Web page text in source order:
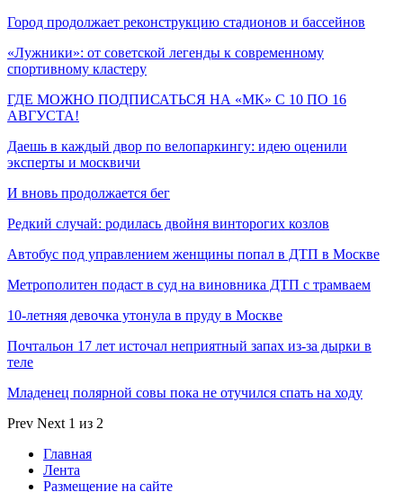
Город продолжает реконструкцию стадионов и бассейнов
«Лужники»: от советской легенды к современному
спортивному кластеру
ГДЕ МОЖНО ПОДПИСАТЬСЯ НА «МК» С 10 ПО 16
АВГУСТА!
Даешь в каждый двор по велопаркингу: идею оценили
эксперты и москвичи
И вновь продолжается бег
Редкий случай: родилась двойня винторогих козлов
Автобус под управлением женщины попал в ДТП в Москве
Метрополитен подаст в суд на виновника ДТП с трамваем
10-летняя девочка утонула в пруду в Москве
Почтальон 17 лет источал неприятный запах из-за дырки в
теле
Младенец полярной совы пока не отучился спать на ходу
Prev Next 1 из 2
Главная
Лента
Размещение на сайте